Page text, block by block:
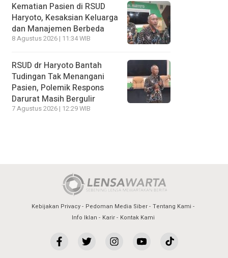
Kematian Pasien di RSUD
Haryoto, Kesaksian Keluarga
dan Manajemen Berbeda
8 Agustus 2026 | 11:34 WIB
RSUD dr Haryoto Bantah
Tudingan Tak Menangani
Pasien, Polemik Respons
Darurat Masih Bergulir
7 Agustus 2026 | 12:29 WIB
Kebijakan Privacy Pedoman Media Siber Tentang Kami
Info Iklan
Karir Kontak Kami